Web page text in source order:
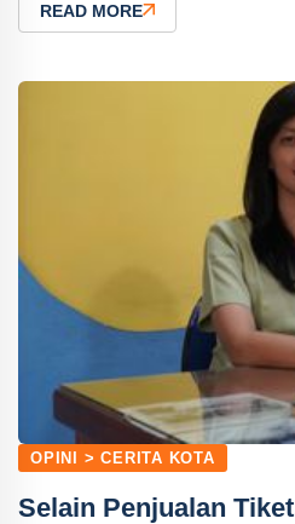
READ MORE
OPINI > CERITA KOTA
Selain Penjualan